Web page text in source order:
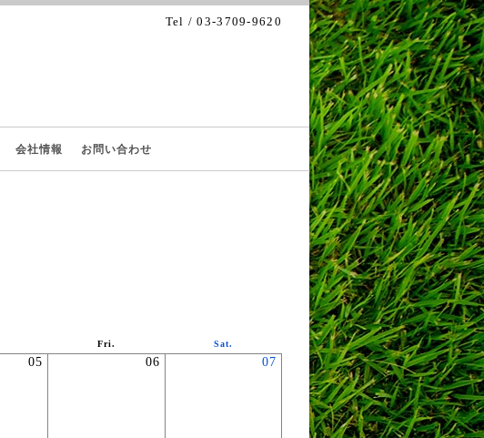
Tel / 03-3709-9620
会社情報 お問い合わせ
Fri. Sat.
05 06 07